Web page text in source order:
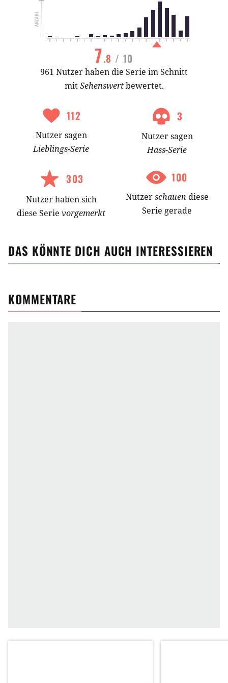
7.8 / 10
961 Nutzer haben die Serie im Schnitt
mitSehenswertbewertet.
112
Nutzersagen
Lieblings-Serie
3
Nutzersagen
Hass-Serie
303
Nutzerhabensich
diese Serie vorgemerkt
100
Nutzerschauen diese
Serie gerade
DAS KÖNNTE DICH AUCH INTERESSIEREN
KOMMENTARE